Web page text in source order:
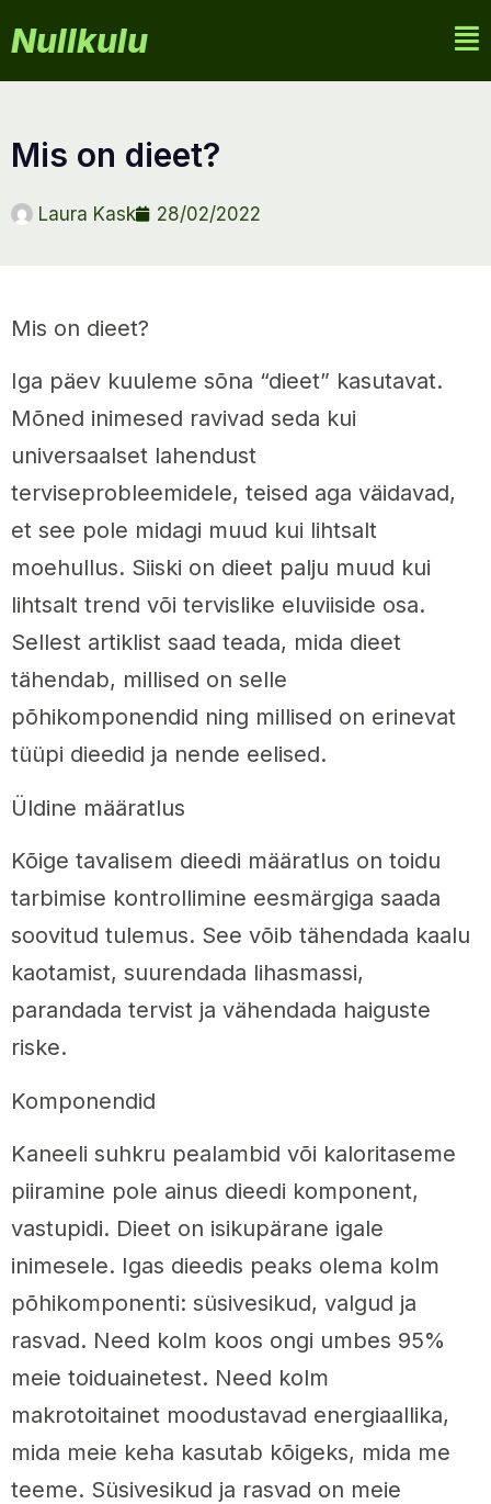
Nullkulu
mis on dieet?
Laura Kask 28/02/2022
Mis on dieet?
Iga päev kuuleme sõna “dieet” kasutavat.
Mõned inimesed ravivad seda kui
universaalset lahendust
terviseprobleemidele, teised aga väidavad,
et see pole midagi muud kui lihtsalt
moehullus. Siiski on dieet palju muud kui
lihtsalt trend või tervislike eluviiside osa.
Sellest artiklist saad teada, mida dieet
tähendab, millised on selle
põhikomponendid ning millised on erinevat
tüüpi dieedid ja nende eelised.
Üldine määratlus
Kõige tavalisem dieedi määratlus on toidu
tarbimise kontrollimine eesmärgiga saada
soovitud tulemus. See võib tähendada kaalu
kaotamist, suurendada lihasmassi,
parandada tervist ja vähendada haiguste
riske.
Komponendid
Kaneeli suhkru pealambid või kaloritaseme
piiramine pole ainus dieedi komponent,
vastupidi. Dieet on isikupärane igale
inimesele. Igas dieedis peaks olema kolm
põhikomponenti: süsivesikud, valgud ja
rasvad. Need kolm koos ongi umbes 95%
meie toiduainetest. Need kolm
makrotoitainet moodustavad energiaallika,
mida meie keha kasutab kõigeks, mida me
teeme. Süsivesikud ja rasvad on meie